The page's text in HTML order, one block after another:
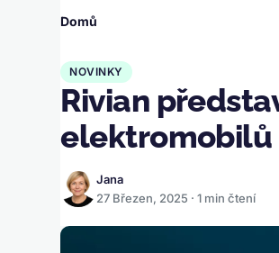
Drobečková
navigace
Domů
NOVINKY
Rivian
elektromobilů
Jana
27 Březen, 2025 · 1 min čtení